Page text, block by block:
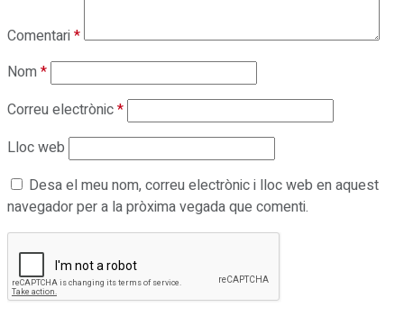
Comentari*
Nom*
Correu electrònic*
Lloc web
Desa el meu nom, correu electrònic i lloc web en aquest
navegador per a la pròxima vegada que comenti.